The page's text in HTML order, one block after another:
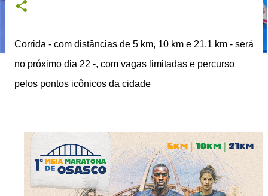
Corrida - com distâncias de 5 km, 10 km e 21.1 km - será
no próximo dia 22 -, com vagas limitadas e percurso
pelos pontos icônicos da cidade